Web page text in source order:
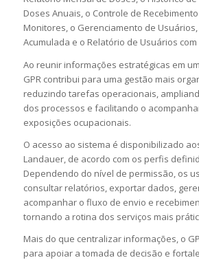
Doses Anuais, o Controle de
Monitores, o Gerenciamento de
Acumulada e o Relatório de Usuários com
Ao reunir informações estratégicas em
GPR contribui para uma gestão mais
reduzindo tarefas operacionais,
dos processos e facilitando o
exposições ocupacionais.
O acesso ao sistema é disponibilizado
Landauer, de acordo com os perfis
Dependendo do nível de permissão, os
consultar relatórios, exportar dados,
acompanhar o fluxo de envio e
tornando a rotina dos serviços mais
Mais do que centralizar informações, o
para apoiar a tomada de decisão e